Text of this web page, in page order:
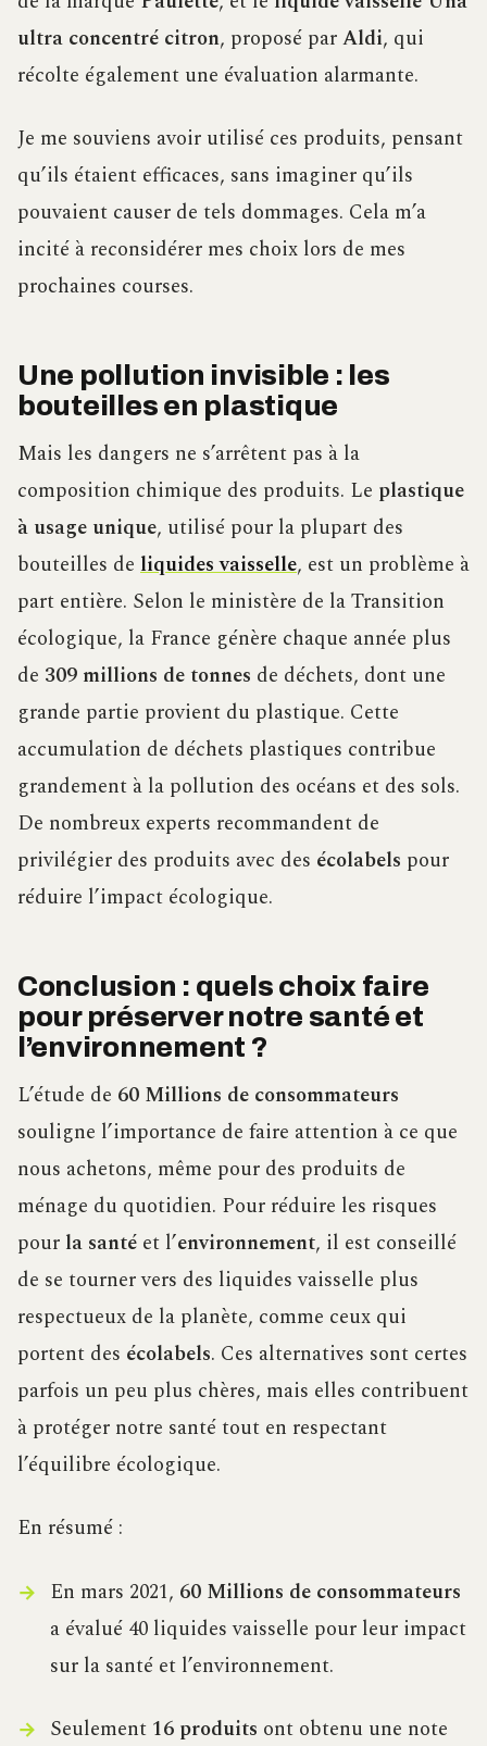
ultra concentré citron, proposé parAldi, qui
récolte également une évaluation alarmante.
Je me souviens avoir utilisé ces produits, pensant
qu’ils étaient efficaces, sans imaginer qu’ils
pouvaient causer de tels dommages. Cela m’a
incité à reconsidérer mes choix lors de mes
prochaines courses.
Une pollution invisible : les
bouteilles en plastique
Mais les dangers ne s’arrêtent pas à la
composition chimique des produits. Le plastique
à usage unique, utilisé pour la plupart des
bouteilles de liquides vaisselle, est un problème à
part entière. Selon le ministère de la Transition
écologique, la France génère chaque année plus
de 309 millions de tonnes de déchets, dont une
grande partie provient du plastique. Cette
accumulation de déchets plastiques contribue
grandement à la pollution des océans et des sols.
De nombreux experts recommandent de
privilégier des produits avec des écolabels pour
réduire l’impact écologique.
Conclusion : quels choix faire
pour préserver notre santé et
l’environnement ?
L’étude de 60 Millions de consommateurs
souligne l’importance de faire attention à ce que
nous achetons, même pour des produits de
ménage du quotidien. Pour réduire les risques
pour la santé et l’environnement, il est conseillé
de se tourner vers des liquides vaisselle plus
respectueux de la planète, comme ceux qui
portent des écolabels. Ces alternatives sont certes
parfois un peu plus chères, mais elles contribuent
à protéger notre santé tout en respectant
l’équilibre écologique.
En résumé :
En mars 2021, 60 Millions de consommateurs
a évalué 40 liquides vaisselle pour leur impact
sur la santé et l’environnement.
Seulement 16 produits ont obtenu une note